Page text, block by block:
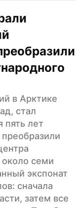
в Арктике
стал
пять лет
около семи
экспонат
сначала
затем все